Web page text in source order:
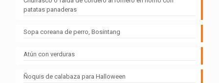
patatas panaderas
Sopa coreana de perro, Bosintang
Atún con verduras
Ñoquis de calabaza para Halloween